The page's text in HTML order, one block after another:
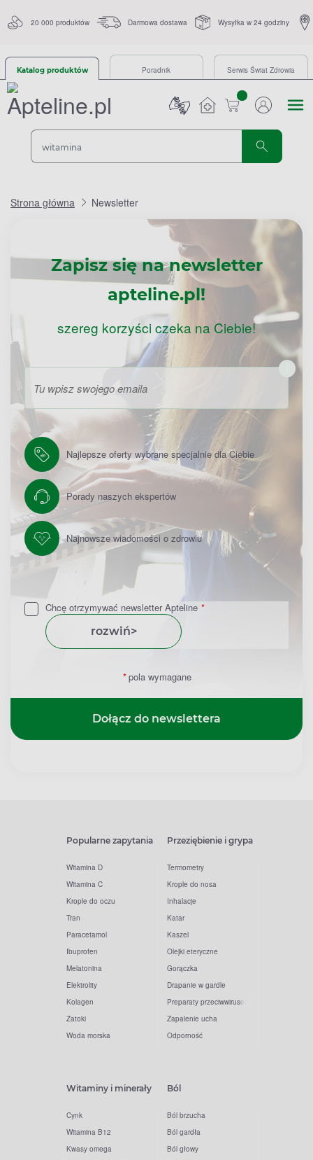
20 000 produktów Darmowa dostawa Wysyłka w 24 godziny
Katalog produktów Poradnik Serwis Świat Zdrowia
sztuk
Strona główna Newsletter
Zapisz się na newsletter
apteline.pl!
szereg korzyści czeka na Ciebie!
Zapisz
do
newslettera
Najlepsze oferty wybrane specjalnie dla Ciebie
Porady naszych ekspertów
Najnowsze wiadomości o zdrowiu
Chcę otrzymywać newsletter Apteline *
rozwiń>
*pola wymagane
Dołącz do newslettera
Popularne zapytania
Witamina D
Witamina C
Krople do oczu
Tran
Paracetamol
Ibuprofen
Melatonina
Elektrolity
Kolagen
Zatoki
Woda morska
Przeziębienie i grypa
Termometry
Krople do nosa
Inhalacje
Katar
Kaszel
Olejki eteryczne
Gorączka
Drapanie w gardle
Preparaty przeciwwirusowe
Zapalenie ucha
Odporność
Witaminy i minerały
Cynk
Witamina B12
Kwasy omega
Ból
Ból brzucha
Ból gardła
Ból głowy